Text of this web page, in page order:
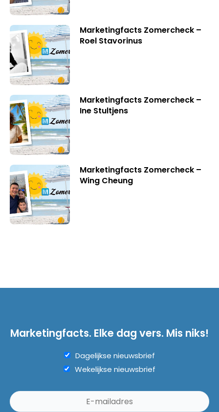
Marketingfacts Zomercheck –
Roel Stavorinus
Marketingfacts Zomercheck –
Ine Stultjens
Marketingfacts Zomercheck –
Wing Cheung
Marketingfacts. Elke dag vers. Mis niks!
Dagelijkse nieuwsbrief
Wekelijkse nieuwsbrief